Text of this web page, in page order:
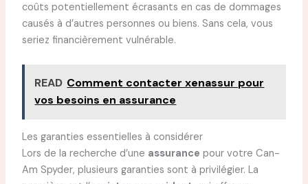
coûts potentiellement écrasants en cas de dommages
causés à d’autres personnes ou biens. Sans cela, vous
seriez financièrement vulnérable.
READ Comment contacter xenassur pour
vos besoins en assurance
Les garanties essentielles à considérer
Lors de la recherche d’une assurance pour votre Can-
Am Spyder, plusieurs garanties sont à privilégier. La